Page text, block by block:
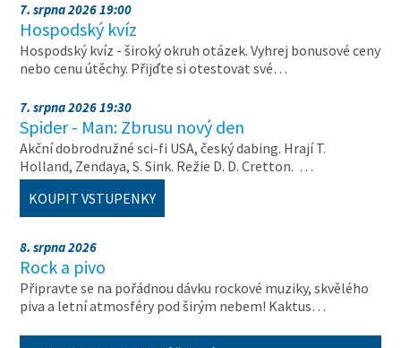
7. srpna 2026 19:00
Hospodský kvíz
Hospodský kvíz - široký okruh otázek. Vyhrej bonusové ceny
nebo cenu útěchy. Přijďte si otestovat své…
7. srpna 2026 19:30
Spider - Man: Zbrusu nový den
Akční dobrodružné sci-fi USA, český dabing. Hrají T.
Holland, Zendaya, S. Sink. Režie D. D. Cretton. …
KOUPIT VSTUPENKY
8. srpna 2026
Rock a pivo
Připravte se na pořádnou dávku rockové muziky, skvělého
piva a letní atmosféry pod širým nebem! Kaktus…